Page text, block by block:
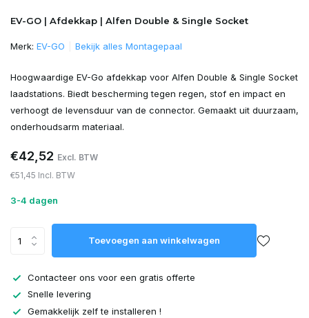
EV-GO | Afdekkap | Alfen Double & Single Socket
Merk: EV-GO Bekijk alles Montagepaal
Hoogwaardige EV-Go afdekkap voor Alfen Double & Single Socket
laadstations. Biedt bescherming tegen regen, stof en impact en
verhoogt de levensduur van de connector. Gemaakt uit duurzaam,
onderhoudsarm materiaal.
€42,52 Excl. BTW
€51,45 Incl. BTW
3-4 dagen
Toevoegen aan winkelwagen
Contacteer ons voor een gratis offerte
Snelle levering
Gemakkelijk zelf te installeren !